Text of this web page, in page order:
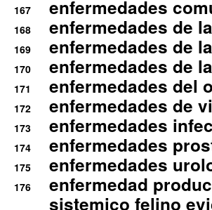
167 enfermedades
168 enfermedades de
169 enfermedades de
170 enfermedades de
171 enfermedades del
172 enfermedades de
173 enfermedades
174 enfermedades
175 enfermedades
176
enfermedad
sistemico felino